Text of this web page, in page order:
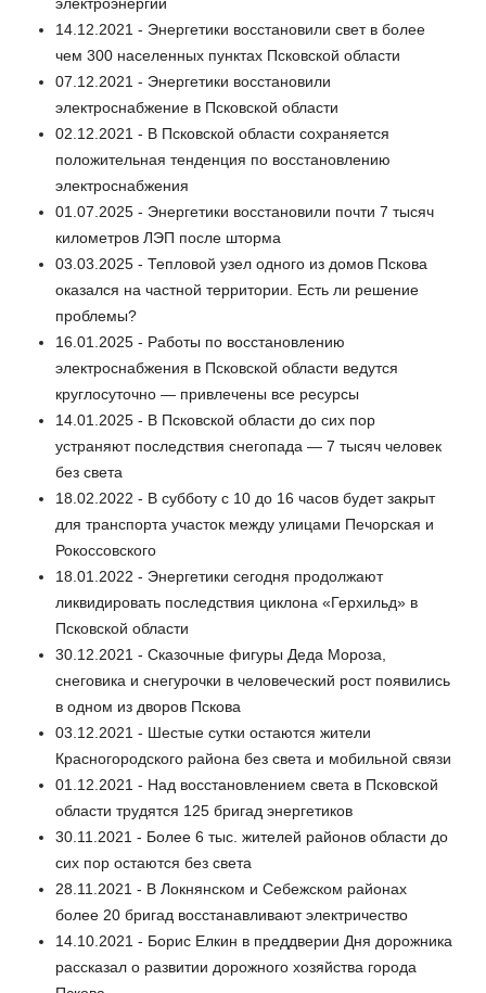
14.12.2021 - Энергетики восстановили свет в более
чем 300 населенных пунктах Псковской области
07.12.2021 - Энергетики восстановили
электроснабжение в Псковской области
02.12.2021 - В Псковской области сохраняется
положительная тенденция по восстановлению
электроснабжения
01.07.2025 - Энергетики восстановили почти 7 тысяч
километров ЛЭП после шторма
03.03.2025 - Тепловой узел одного из домов Пскова
оказался на частной территории. Есть ли решение
проблемы?
16.01.2025 - Работы по восстановлению
электроснабжения в Псковской области ведутся
круглосуточно — привлечены все ресурсы
14.01.2025 - В Псковской области до сих пор
устраняют последствия снегопада — 7 тысяч человек
без света
18.02.2022 - В субботу с 10 до 16 часов будет закрыт
для транспорта участок между улицами Печорская и
Рокоссовского
18.01.2022 - Энергетики сегодня продолжают
ликвидировать последствия циклона «Герхильд» в
Псковской области
30.12.2021 - Сказочные фигуры Деда Мороза,
снеговика и снегурочки в человеческий рост появились
в одном из дворов Пскова
03.12.2021 - Шестые сутки остаются жители
Красногородского района без света и мобильной связи
01.12.2021 - Над восстановлением света в Псковской
области трудятся 125 бригад энергетиков
30.11.2021 - Более 6 тыс. жителей районов области до
сих пор остаются без света
28.11.2021 - В Локнянском и Себежском районах
более 20 бригад восстанавливают электричество
14.10.2021 - Борис Елкин в преддверии Дня дорожника
рассказал о развитии дорожного хозяйства города